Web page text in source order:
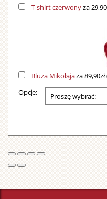
T-shirt czerwonyza
Bluza Mikołajaza 89,90zł
Opcje: